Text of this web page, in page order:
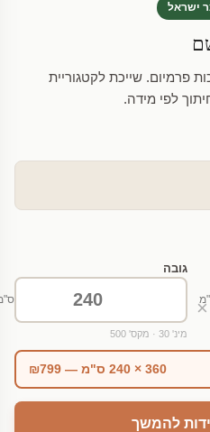
ישראל
פרמיום. שייכת לקטגוריית
×
גובה
מינ' 30 · מקס' 500
360 × 240 ס"מ — ₪799
להמשך